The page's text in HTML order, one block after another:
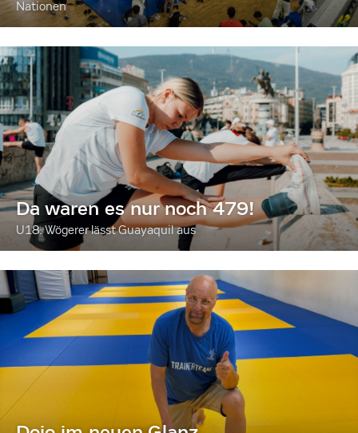
Nationen
Da waren es nur noch 479!
U18: Wögerer lässt Guayaquil aus